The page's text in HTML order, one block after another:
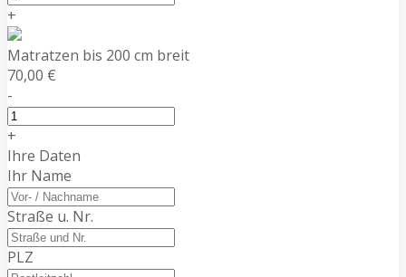
+
Matratzen bis 200 cm breit
70,00 €
-
+
Ihre Daten
Ihr Name
Straße u. Nr.
PLZ